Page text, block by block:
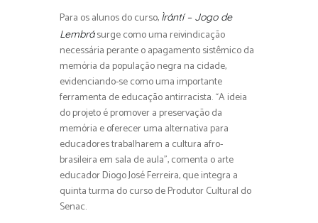
Para os alunos do curso, Ìrántí – Jogo de
Lembrásurge como uma reivindicação
necessária perante o apagamento sistêmico da
memória da população negra na cidade,
evidenciando-se como uma importante
ferramenta de educação antirracista. “A ideia
do projeto é promover a preservação da
memória e oferecer uma alternativa para
educadores trabalharem a cultura afro-
brasileira em sala de aula”, comenta o arte
educador Diogo José Ferreira, que integra a
quinta turma do curso de Produtor Cultural do
Senac.